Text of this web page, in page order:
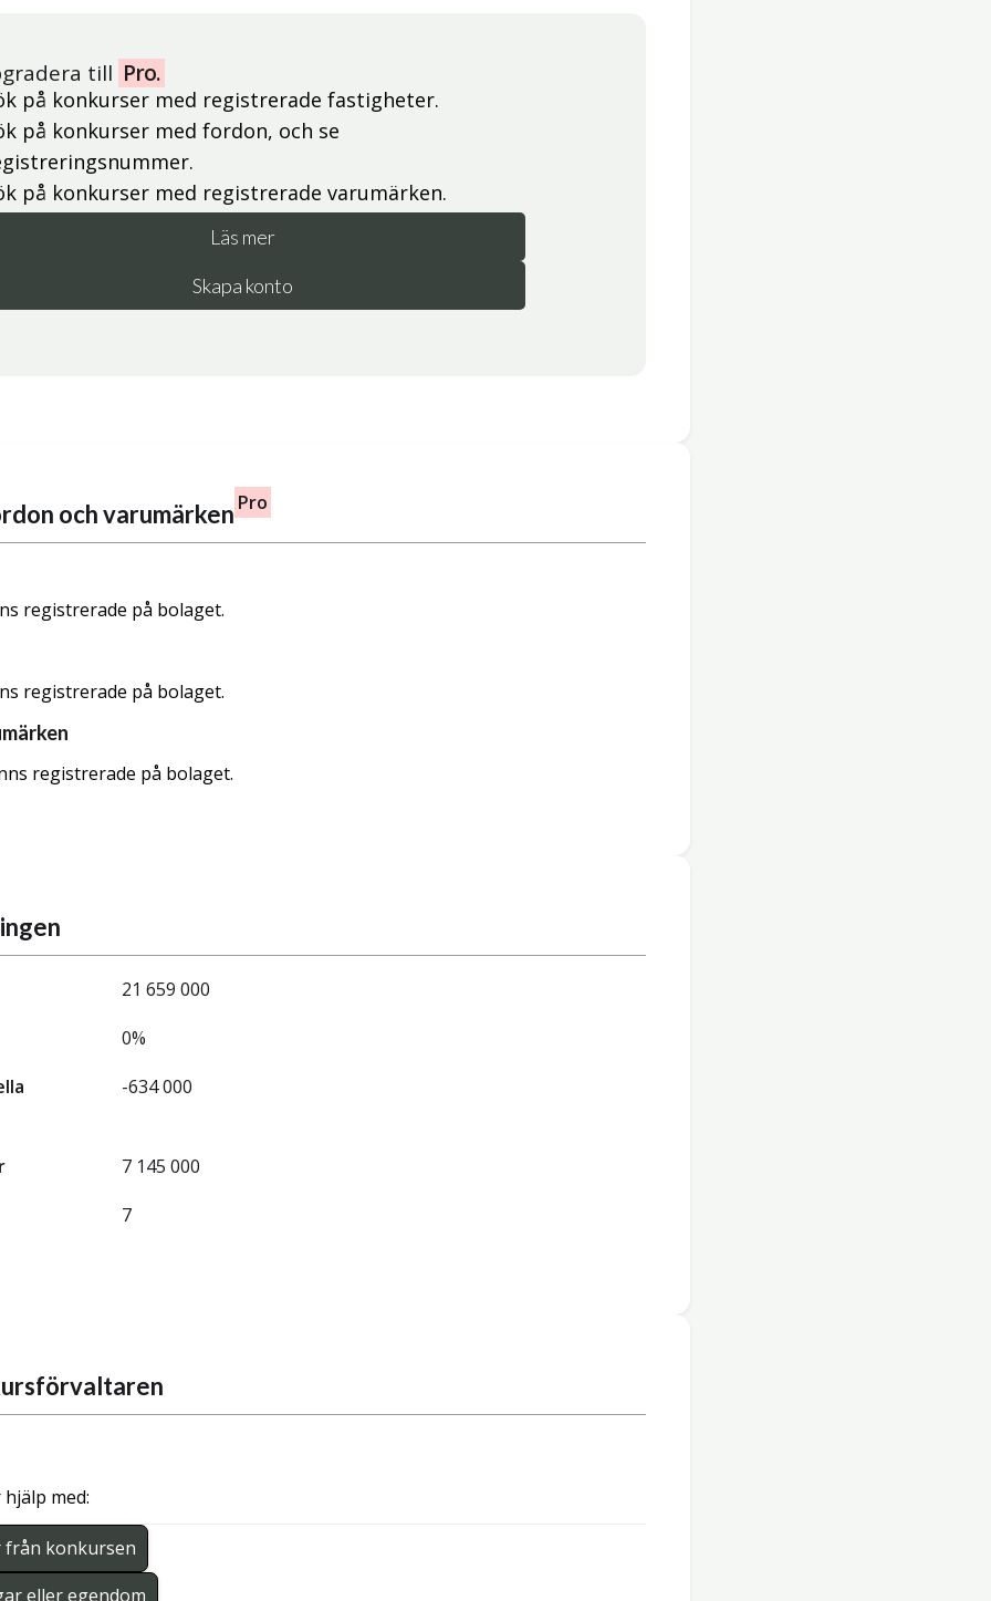
till Pro.
på konkurser med registrerade fastigheter.
på konkurser med fordon, och se
på konkurser med registrerade varumärken.
Läs mer
Skapa konto
och varumärken Pro
registrerade på bolaget.
registrerade på bolaget.
registrerade på bolaget.
21 659 000
0%
-634 000
7 145 000
7
med:
konkursen
eller egendom